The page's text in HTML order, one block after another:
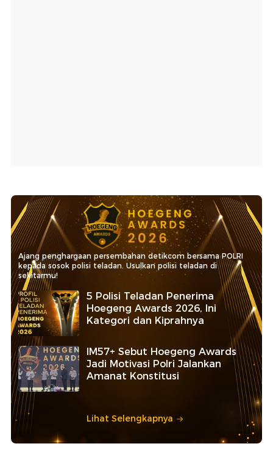
Ajang penghargaan persembahan detikcom bersama POLRI
kepada sosok polisi teladan. Usulkan polisi teladan di
sekitarmu!
5 Polisi Teladan Penerima
Hoegeng Awards 2026, Ini
Kategori dan Kiprahnya
IM57+ Sebut Hoegeng Awards
Jadi Motivasi Polri Jalankan
Amanat Konstitusi
Lihat Selengkapnya